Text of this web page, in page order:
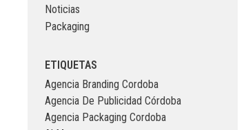
Noticias
Packaging
ETIQUETAS
Agencia Branding Cordoba
Agencia De Publicidad Córdoba
Agencia Packaging Cordoba